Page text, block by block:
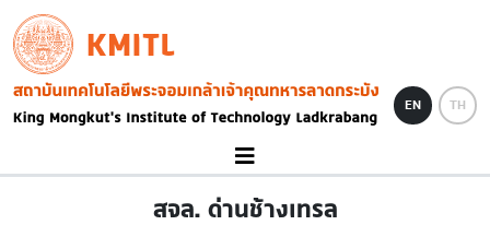
Skip to main content
KMITL
Image
EN TH
สจล. ด่านช้างเทรล